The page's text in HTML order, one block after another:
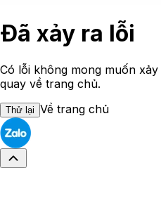
Đã xảy ra lỗi
Có lỗi không mong muốn
quay về trang chủ.
Thử lại Về trang chủ